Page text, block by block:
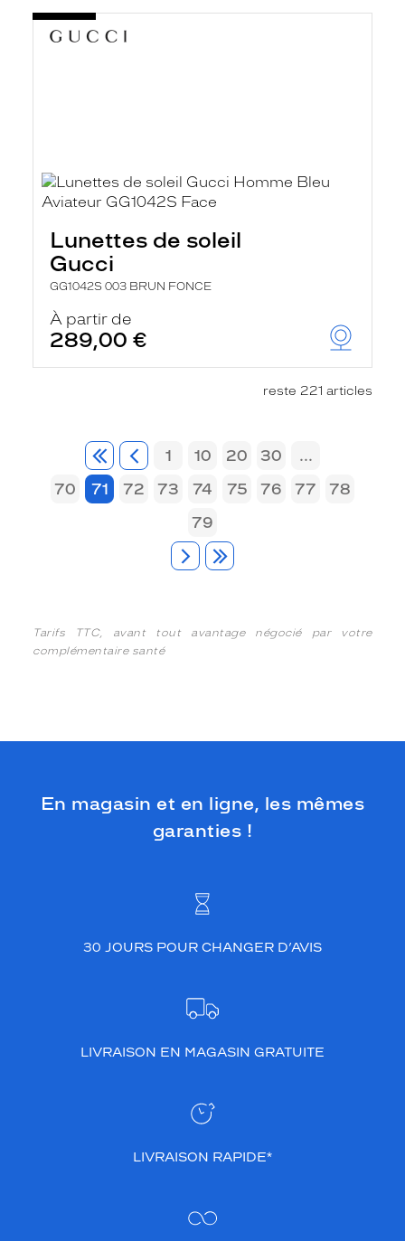
Lunettes de soleil
Gucci
GG1042S 003 BRUN FONCE
À partir de
289,00 €
reste 221 articles
1 10 20 30
...
70
71 72 73 74 75 76 77
78
79
Tarifs TTC, avant tout avantage négocié par votre
complémentaire santé
En magasin et en ligne, les mêmes
garanties !
30 JOURS POUR CHANGER D’AVIS
LIVRAISON EN MAGASIN GRATUITE
LIVRAISON RAPIDE*